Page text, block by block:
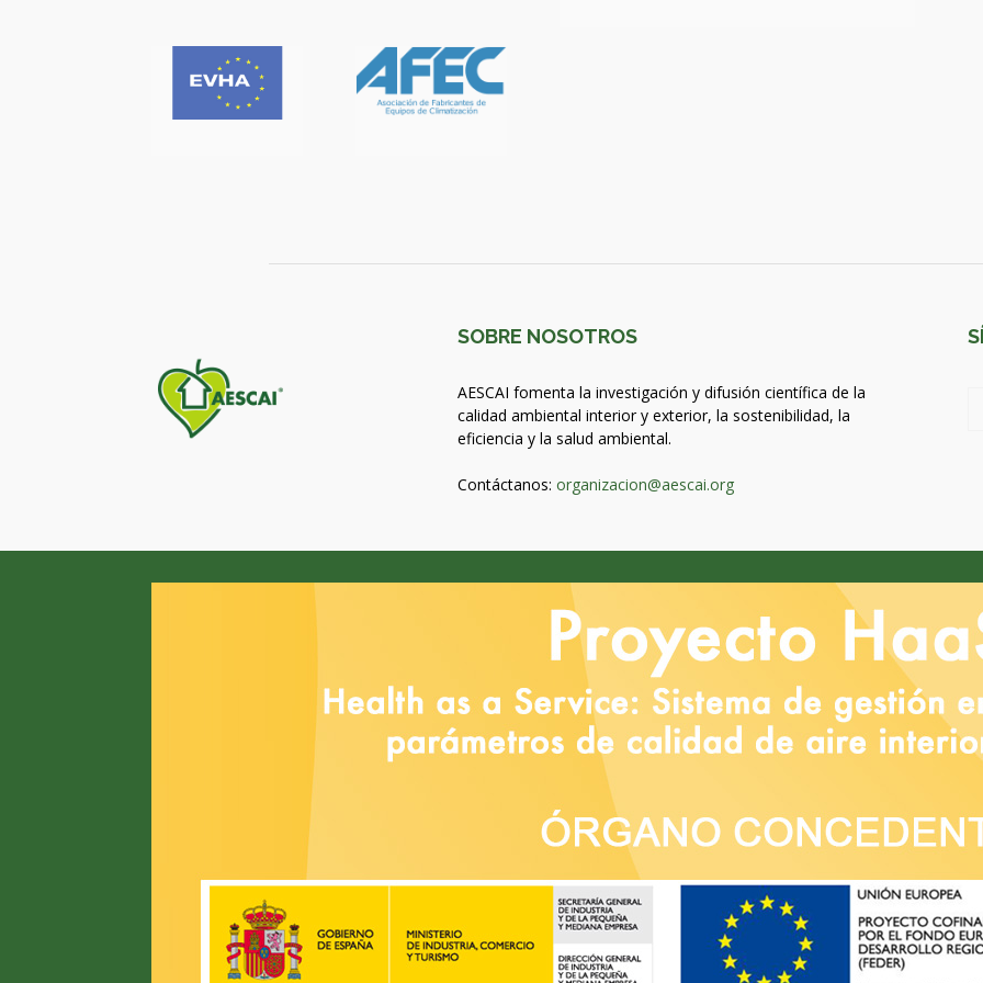
SOBRE NOSOTROS
AESCAI fomenta la investigación y difusión científica de la
calidad ambiental interior y exterior, la sostenibilidad, la
eficiencia y la salud ambiental.
Contáctanos: organizacion@aescai.org